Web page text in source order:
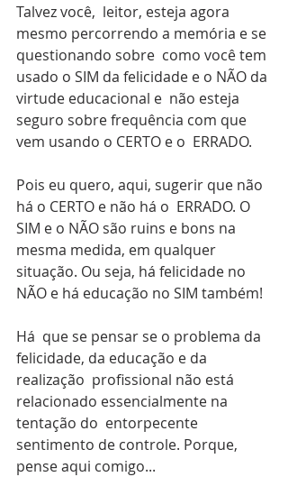
Talvez você,  leitor, esteja agora
mesmo percorrendo a memória e se
questionando sobre  como você tem
usado o SIM da felicidade e o NÃO da
virtude educacional e  não esteja
seguro sobre frequência com que
vem usando o CERTO e o  ERRADO.
Pois eu quero, aqui, sugerir que não
há o CERTO e não há o  ERRADO. O
SIM e o NÃO são ruins e bons na
mesma medida, em qualquer
situação. Ou seja, há felicidade no
NÃO e há educação no SIM também!
Há  que se pensar se o problema da
felicidade, da educação e da
realização  profissional não está
relacionado essencialmente na
tentação do  entorpecente
sentimento de controle. Porque,
pense aqui comigo...